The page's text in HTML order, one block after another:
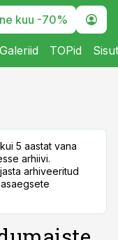
kuu -70%
Galeriid TOPid
5 aastat vana
arhiivi.
arhiveeritud